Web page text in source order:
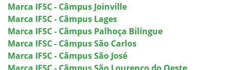
Marca IFSC - Câmpus Joinville
Marca IFSC - Câmpus Lages
Marca IFSC - Câmpus Palhoça Bilíngue
Marca IFSC - Câmpus São Carlos
Marca IFSC - Câmpus São José